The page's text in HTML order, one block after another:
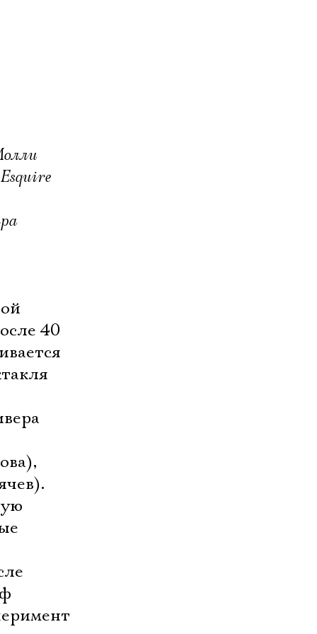
40